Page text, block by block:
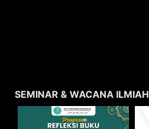
SEMINAR & WACANA ILMIAH